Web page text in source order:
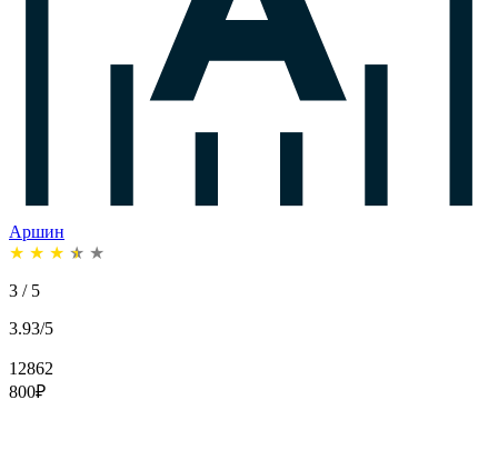
Аршин
★ ★ ★ ★ ★
3 / 5
3.93/5
12862
800₽